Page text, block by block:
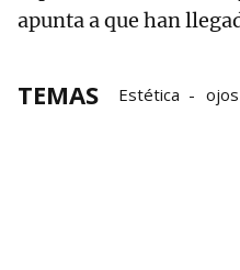
apunta a que han
TEMAS Estética ojos